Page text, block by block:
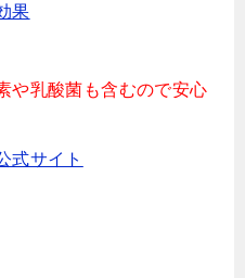
果
や乳酸菌も含むので安心
式サイト